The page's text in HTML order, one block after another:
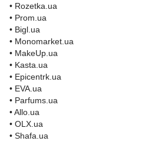
• Rozetka.ua
• Prom.ua
• Bigl.ua
• Monomarket.ua
• MakeUp.ua
• Kasta.ua
• Epicentrk.ua
• EVA.ua
• Parfums.ua
• Allo.ua
• OLX.ua
• Shafa.ua